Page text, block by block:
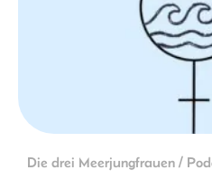
Die drei Meerjungfrauen /